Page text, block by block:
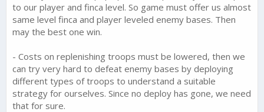
to our player and finca level. So game must offer us almost
same level finca and player leveled enemy bases. Then
may the best one win.
- Costs on replenishing troops must be lowered, then we
can try very hard to defeat enemy bases by deploying
different types of troops to understand a suitable
strategy for ourselves. Since no deploy has gone, we need
that for sure.